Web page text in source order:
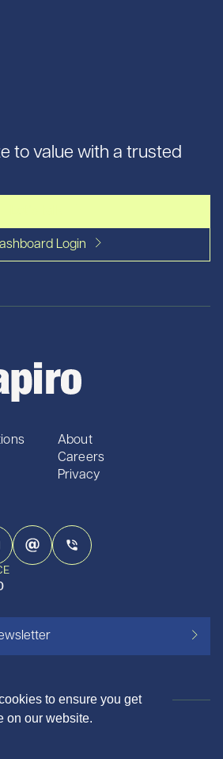
to ensure you get
on our website.
to value with a trusted
Login
About
Careers
Privacy